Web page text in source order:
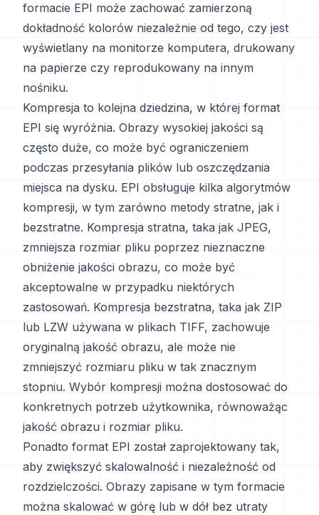
formacie EPI może zachować zamierzoną
dokładność kolorów niezależnie od tego, czy jest
wyświetlany na monitorze komputera, drukowany
na papierze czy reprodukowany na innym
nośniku.
Kompresja to kolejna dziedzina, w której format
EPI się wyróżnia. Obrazy wysokiej jakości są
często duże, co może być ograniczeniem
podczas przesyłania plików lub oszczędzania
miejsca na dysku. EPI obsługuje kilka algorytmów
kompresji, w tym zarówno metody stratne, jak i
bezstratne. Kompresja stratna, taka jak JPEG,
zmniejsza rozmiar pliku poprzez nieznaczne
obniżenie jakości obrazu, co może być
akceptowalne w przypadku niektórych
zastosowań. Kompresja bezstratna, taka jak ZIP
lub LZW używana w plikach TIFF, zachowuje
oryginalną jakość obrazu, ale może nie
zmniejszyć rozmiaru pliku w tak znacznym
stopniu. Wybór kompresji można dostosować do
konkretnych potrzeb użytkownika, równoważąc
jakość obrazu i rozmiar pliku.
Ponadto format EPI został zaprojektowany tak,
aby zwiększyć skalowalność i niezależność od
rozdzielczości. Obrazy zapisane w tym formacie
można skalować w górę lub w dół bez utraty